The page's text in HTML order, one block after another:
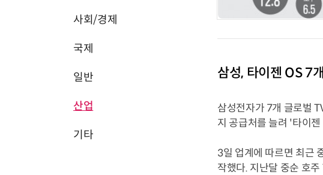
사회/경제
국제
일반
산업
기타
삼성, 타이젠 OS 7
삼성전자가 7개 글로벌
지 공급처를 늘려 '타이
3일 업계에 따르면 최근
작했다. 지난달 중순 호